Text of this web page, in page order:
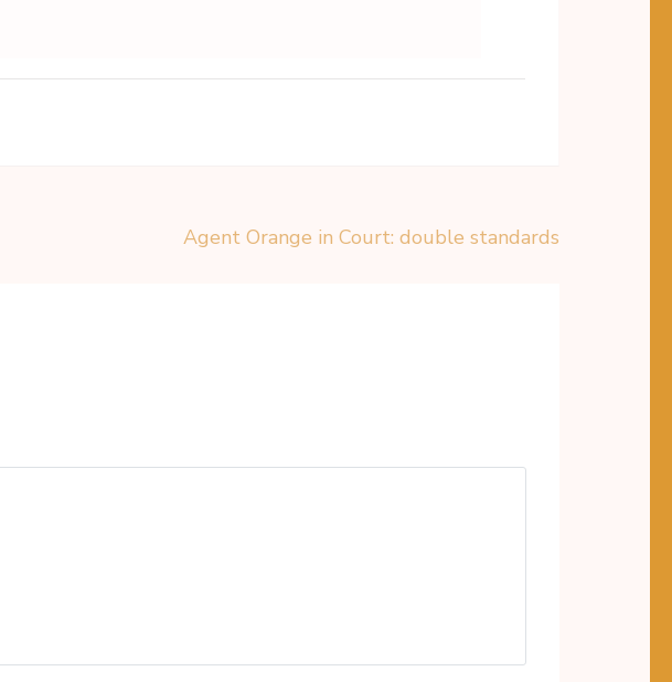
Agent Orange in Court: double standards